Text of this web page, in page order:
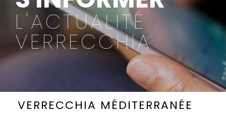
L'ACTUALITÉ
VERRECCHIA
VERRECCHIA MÉDITERRANÉE